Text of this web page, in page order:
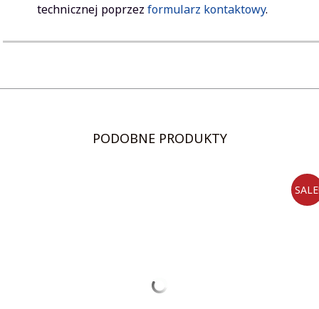
technicznej poprzezformularz kontaktowy.
PODOBNE PRODUKTY